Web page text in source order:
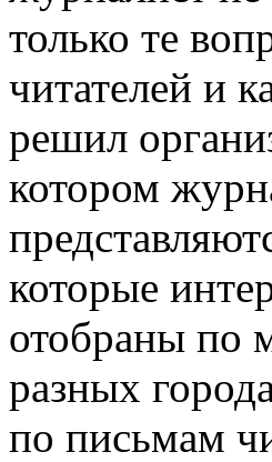
только те
читателей и
решил
котором
которые
отобраны по
разных
по письмам